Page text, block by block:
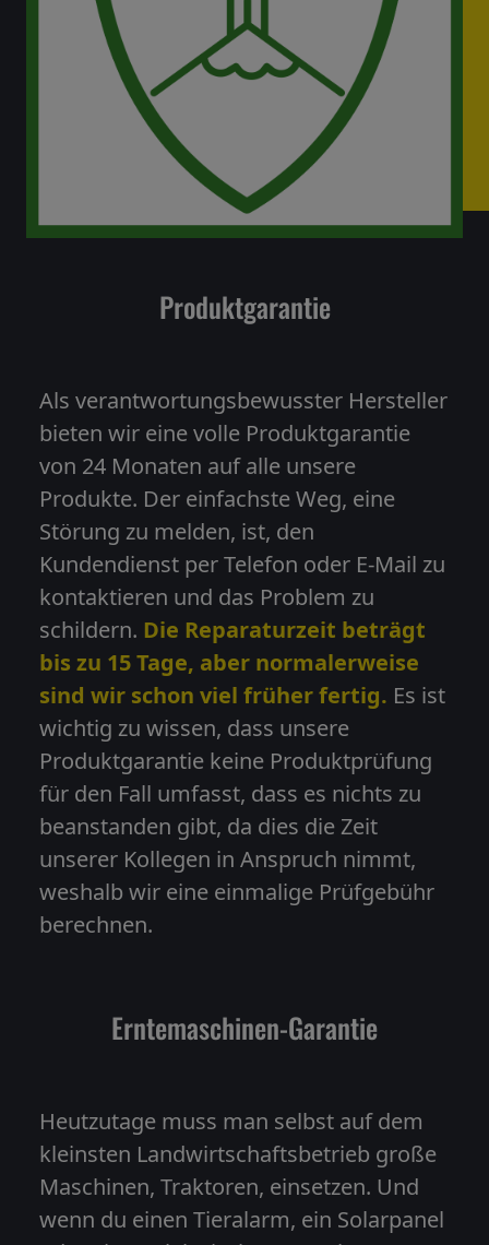
Wiederverkäufer
Service
Kontaktaufnahme
Registrieren/Einloggen
Produktgarantie
Als verantwortungsbewusster Hersteller
bieten wir eine volle Produktgarantie
von 24 Monaten auf alle unsere
Produkte. Der einfachste Weg, eine
Störung zu melden, ist, den
Kundendienst per Telefon oder E-Mail zu
kontaktieren und das Problem zu
schildern. Die Reparaturzeit beträgt
bis zu 15 Tage, aber normalerweise
sind wir schon viel früher fertig. Es ist
wichtig zu wissen, dass unsere
Produktgarantie keine Produktprüfung
für den Fall umfasst, dass es nichts zu
beanstanden gibt, da dies die Zeit
unserer Kollegen in Anspruch nimmt,
weshalb wir eine einmalige Prüfgebühr
berechnen.
Erntemaschinen-Garantie
Heutzutage muss man selbst auf dem
kleinsten Landwirtschaftsbetrieb große
Maschinen, Traktoren, einsetzen. Und
wenn du einen Tieralarm, ein Solarpanel